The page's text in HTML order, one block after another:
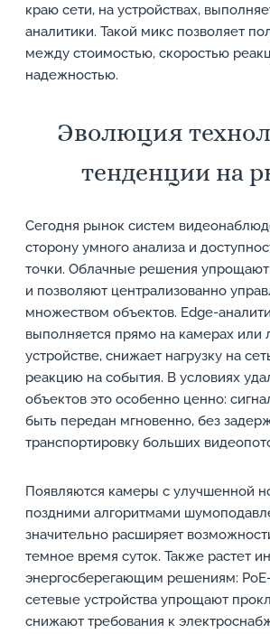
краю сети, на устройствах,
аналитики. Такой микс позволяет
между стоимостью, скоростью
надежностью.
Эволюция
тенденции на
Сегодня рынок систем
сторону умного анализа и
точки. Облачные решения
и позволяют централизованно
множеством объектов. Edge-
выполняется прямо на камерах или
устройстве, снижает нагрузку на
реакцию на события. В условиях
объектов это особенно ценно:
быть передан мгновенно, без
транспортировку больших
Появляются камеры с улучшенной
поздними алгоритмами
значительно расширяет
темное время суток. Также растет
энергосберегающим решениям:
сетевые устройства упрощают
снижают требования к